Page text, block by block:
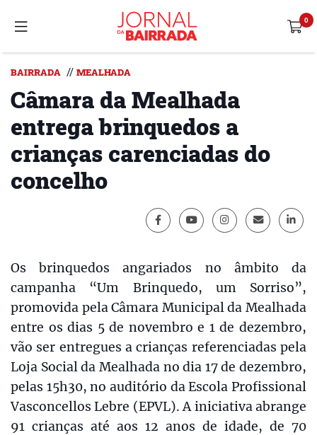
BAIRRADA // MEALHADA
Câmara da Mealhada
entrega brinquedos a
crianças carenciadas do
concelho
Os brinquedos angariados no âmbito da
campanha “Um Brinquedo, um Sorriso”,
promovida pela Câmara Municipal da Mealhada
entre os dias 5 de novembro e 1 de dezembro,
vão ser entregues a crianças referenciadas pela
Loja Social da Mealhada no dia 17 de dezembro,
pelas 15h30, no auditório da Escola Profissional
Vasconcellos Lebre (EPVL). A iniciativa abrange
91 crianças até aos 12 anos de idade, de 70